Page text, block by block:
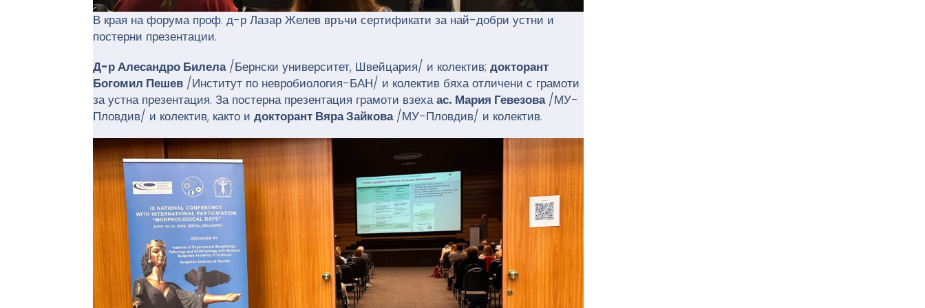
В края на форума проф. д-р Лазар Желев връчи сертификати за най-добри устни и
постерни презентации.
Д-р Алесандро Билела/Бернски университет, Швейцария/ и колектив;докторант
Богомил Пешев /Институт по невробиология-БАН/ и колектив бяха отличени с грамоти
за устна презентация. За постерна презентация грамоти взехаас. Мария Гевезова/МУ-
Пловдив/ и колектив, както идокторант Вяра Зайкова/МУ-Пловдив/ и колектив.